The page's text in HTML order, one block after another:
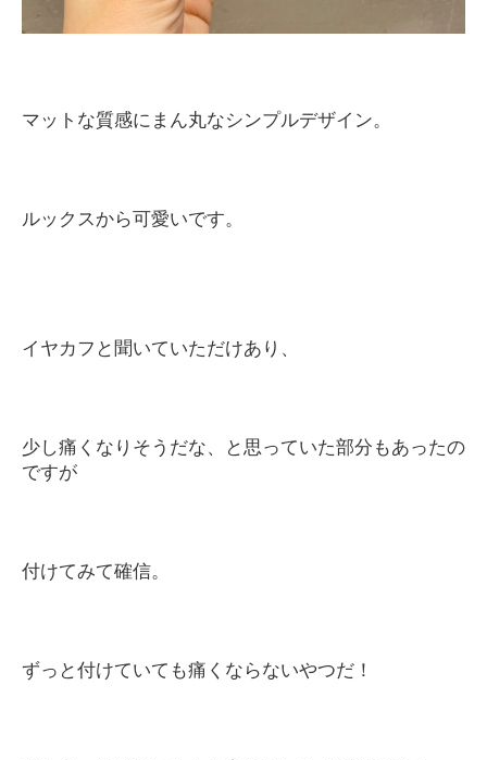
マットな質感にまん丸なシンプルデザイン。
ルックスから可愛いです。
イヤカフと聞いていただけあり、
少し痛くなりそうだな、と思っていた部分もあったの
ですが
付けてみて確信。
ずっと付けていても痛くならないやつだ！